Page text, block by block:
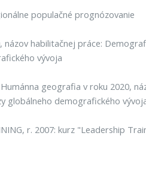
populačné prognózovanie
názov habilitačnej práce:
vývoja
geografia v roku 2020,
globálneho demografického
r. 2007: kurz "Leadership